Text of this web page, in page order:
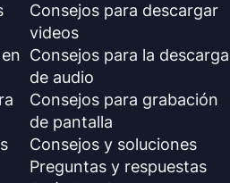
Consejos para descargar
videos
Consejos para la descarga
de audio
Consejos para grabación
de pantalla
Consejos y soluciones
Preguntas y respuestas